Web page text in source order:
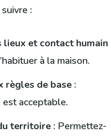
:
lieux et contact humain
à la maison.
règles de base :
acceptable.
territoire : Permettez-